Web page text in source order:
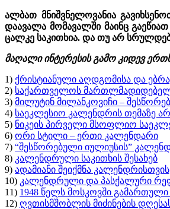
ალბათ მნიშვნელოვანია
დაავალა მომავალში მაინც
ცალკე საკითხია. და თუ არ
მაღალი ინტერესის გამო კიდევ
1) ქრისტიანული აღდგომისა და
2) საქართველოს
3) მილუტინ მილანკოვიჩი –
4) საეკლესიო კალენდრის თემაზე
5) ნიკეის პირველი მსოფლიო
6) ორი სტილი – ერთი კალენდარი
7) “შესწორებული იულიუსის”
8) კალენდრული საკითხის შესახებ
9) ადამიანი შეიქმნა
10) კალენდრული და პასქალური
11) 1948 წელს მოსკოვში
12) ღვთისმშობლის მიძინების